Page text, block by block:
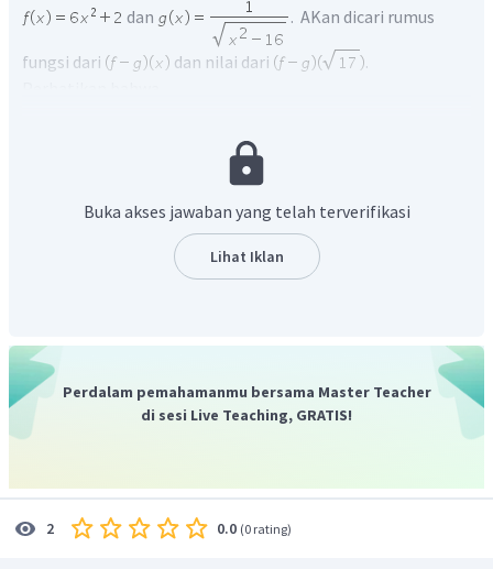
dan
. AKan dicari rumus
fungsi dari dan nilai dari
.
Terdapat bentuk akar sebagai penyebut pada fungsi
tersebut. Maka didapat syarat bentuk dalam akar harus
Pembuat nolnya adalah
Buka akses jawaban yang telah terverifikasi
Lihat Iklan
Perdalam pemahamanmu bersama Master Teacher
di sesi Live Teaching, GRATIS!
2 0.0 (0 rating)